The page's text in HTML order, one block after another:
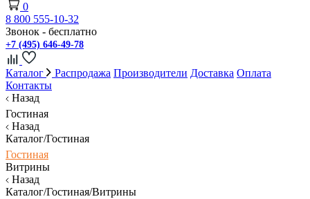
0
8 800 555-10-32
Звонок - бесплатно
+7 (495) 646-49-78
Каталог Распродажа Производители Доставка Оплата
Контакты
Назад
Гостиная
Назад
Каталог/Гостиная
Гостиная
Витрины
Назад
Каталог/Гостиная/Витрины